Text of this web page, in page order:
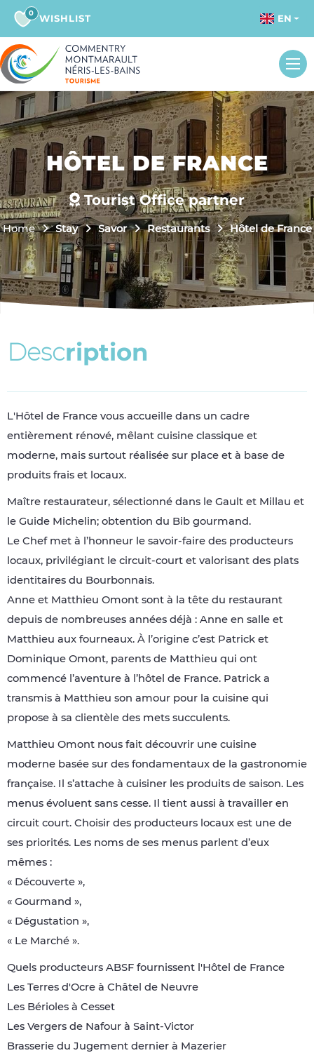
0 WISHLIST EN
HÔTEL DE FRANCE
Tourist Office partner
Home Stay Savor Restaurants Hôtel de France
Description
L'Hôtel de France vous accueille dans un cadre
entièrement rénové, mêlant cuisine classique et
moderne, mais surtout réalisée sur place et à base de
produits frais et locaux.
Maître restaurateur, sélectionné dans le Gault et Millau et
le Guide Michelin; obtention du Bib gourmand.
Le Chef met à l’honneur le savoir-faire des producteurs
locaux, privilégiant le circuit-court et valorisant des plats
identitaires du Bourbonnais.
Anne et Matthieu Omont sont à la tête du restaurant
depuis de nombreuses années déjà : Anne en salle et
Matthieu aux fourneaux. À l’origine c’est Patrick et
Dominique Omont, parents de Matthieu qui ont
commencé l’aventure à l’hôtel de France. Patrick a
transmis à Matthieu son amour pour la cuisine qui
propose à sa clientèle des mets succulents.
Matthieu Omont nous fait découvrir une cuisine
moderne basée sur des fondamentaux de la gastronomie
française. Il s’attache à cuisiner les produits de saison. Les
menus évoluent sans cesse. Il tient aussi à travailler en
circuit court. Choisir des producteurs locaux est une de
ses priorités. Les noms de ses menus parlent d’eux
mêmes :
« Découverte »,
« Gourmand »,
« Dégustation »,
« Le Marché ».
Quels producteurs ABSF fournissent l'Hôtel de France
Les Terres d'Ocre à Châtel de Neuvre
Les Bérioles à Cesset
Les Vergers de Nafour à Saint-Victor
Brasserie du Jugement dernier à Mazerier